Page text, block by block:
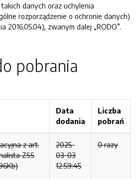
danych oraz uchylenia
rozporządzenie o ochronie danych)
2016.05.04), zwanym dalej „RODO”.
pobrania
Data
dodania
Liczba
pobrań
z art.
ZSS
2025-
03-03
12:59:45
0 razy